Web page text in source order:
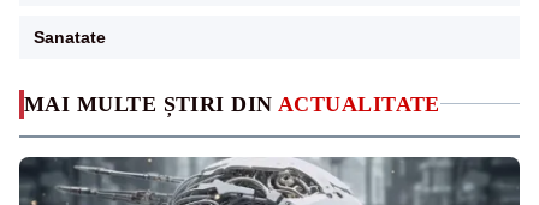
MAI MULTE ȘTIRI DIN ACTUALITATE
Sanatate